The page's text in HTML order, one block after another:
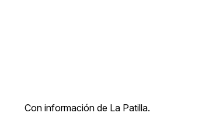
Con información de La Patilla.